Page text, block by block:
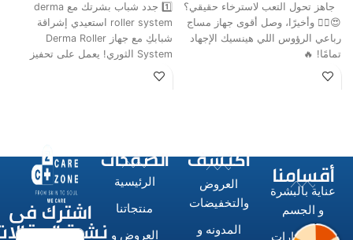
جاهز تحول التعب لاسترخاء حقيقي؟
😍💆‍♂️ وأخيرًا، وصل أقوى جهاز مساج
رباعي الرؤوس اللي هينسيك الإجهاد
تمامًا! 🔥
1️⃣ جدد شباب بشرتك مع derma
roller system استعيدي إشراقة
شبابكِ مع جهاز Derma Roller
System الثوري! يعمل على تحفيز
أقسامنا
عناية بالبشرة
و الجسم
الاستشوارات
اكتشف
العروض
والتخفيضات
المدونه و
الصفحات
الرئيسية
منتجاتنا
العروض و
اشترك فى
نشرة